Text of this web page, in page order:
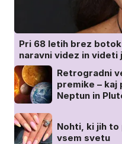
Pri 68 letih brez
naravni videz in videti
Retrogradni
premike – kaj
Neptun in
Nohti, ki jih
vsem svetu